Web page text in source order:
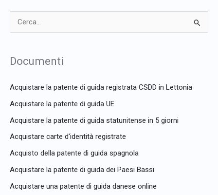
a
Documenti
Acquistare la patente di guida registrata CSDD in Lettonia
Acquistare la patente di guida UE
Acquistare la patente di guida statunitense in 5 giorni
Acquistare carte d'identità registrate
Acquisto della patente di guida spagnola
Acquistare la patente di guida dei Paesi Bassi
Acquistare una patente di guida danese online